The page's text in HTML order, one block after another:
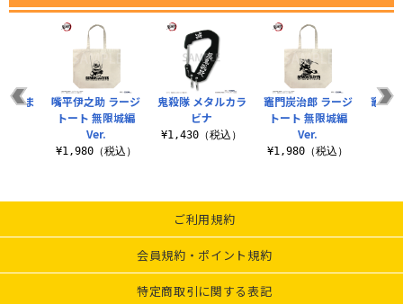
鬼殺隊 メタルカラ
ビナ
¥1,430（税込）
竈門炭治郎 ラージ
トート 無限城編
Ver.
¥1,980（税込）
竈門
まま
嘴平伊之助 ラージ
トート 無限城編
Ver.
¥1,980（税込）
ご利用規約
会員規約・ポイント規約
特定商取引に関する表記